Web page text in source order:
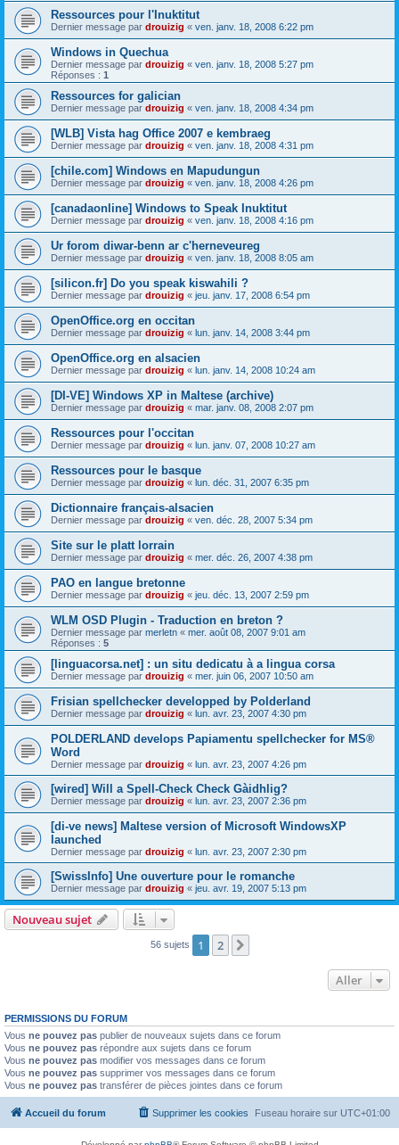
Ressources pour l'Inuktitut
Dernier message par drouizig « ven. janv. 18, 2008 6:22 pm
Windows in Quechua
Dernier message par drouizig « ven. janv. 18, 2008 5:27 pm
Réponses : 1
Ressources for galician
Dernier message par drouizig « ven. janv. 18, 2008 4:34 pm
[WLB] Vista hag Office 2007 e kembraeg
Dernier message par drouizig « ven. janv. 18, 2008 4:31 pm
[chile.com] Windows en Mapudungun
Dernier message par drouizig « ven. janv. 18, 2008 4:26 pm
[canadaonline] Windows to Speak Inuktitut
Dernier message par drouizig « ven. janv. 18, 2008 4:16 pm
Ur forom diwar-benn ar c'herneveureg
Dernier message par drouizig « ven. janv. 18, 2008 8:05 am
[silicon.fr] Do you speak kiswahili ?
Dernier message par drouizig « jeu. janv. 17, 2008 6:54 pm
OpenOffice.org en occitan
Dernier message par drouizig « lun. janv. 14, 2008 3:44 pm
OpenOffice.org en alsacien
Dernier message par drouizig « lun. janv. 14, 2008 10:24 am
[DI-VE] Windows XP in Maltese (archive)
Dernier message par drouizig « mar. janv. 08, 2008 2:07 pm
Ressources pour l'occitan
Dernier message par drouizig « lun. janv. 07, 2008 10:27 am
Ressources pour le basque
Dernier message par drouizig « lun. déc. 31, 2007 6:35 pm
Dictionnaire français-alsacien
Dernier message par drouizig « ven. déc. 28, 2007 5:34 pm
Site sur le platt lorrain
Dernier message par drouizig « mer. déc. 26, 2007 4:38 pm
PAO en langue bretonne
Dernier message par drouizig « jeu. déc. 13, 2007 2:59 pm
WLM OSD Plugin - Traduction en breton ?
Dernier message par merletn « mer. août 08, 2007 9:01 am
Réponses : 5
[linguacorsa.net] : un situ dedicatu à a lingua corsa
Dernier message par drouizig « mer. juin 06, 2007 10:50 am
Frisian spellchecker developped by Polderland
Dernier message par drouizig « lun. avr. 23, 2007 4:30 pm
POLDERLAND develops Papiamentu spellchecker for MS®
Word
Dernier message par drouizig « lun. avr. 23, 2007 4:26 pm
[wired] Will a Spell-Check Check Gàidhlig?
Dernier message par drouizig « lun. avr. 23, 2007 2:36 pm
[di-ve news] Maltese version of Microsoft WindowsXP
launched
Dernier message par drouizig « lun. avr. 23, 2007 2:30 pm
[SwissInfo] Une ouverture pour le romanche
Dernier message par drouizig « jeu. avr. 19, 2007 5:13 pm
Nouveau sujet
56 sujets 1 2
Aller
PERMISSIONS DU FORUM
Vous ne pouvez pas publier de nouveaux sujets dans ce forum
Vous ne pouvez pas répondre aux sujets dans ce forum
Vous ne pouvez pas modifier vos messages dans ce forum
Vous ne pouvez pas supprimer vos messages dans ce forum
Vous ne pouvez pas transférer de pièces jointes dans ce forum
Accueil du forum Fuseau horaire sur UTC+01:00
Supprimer les cookies